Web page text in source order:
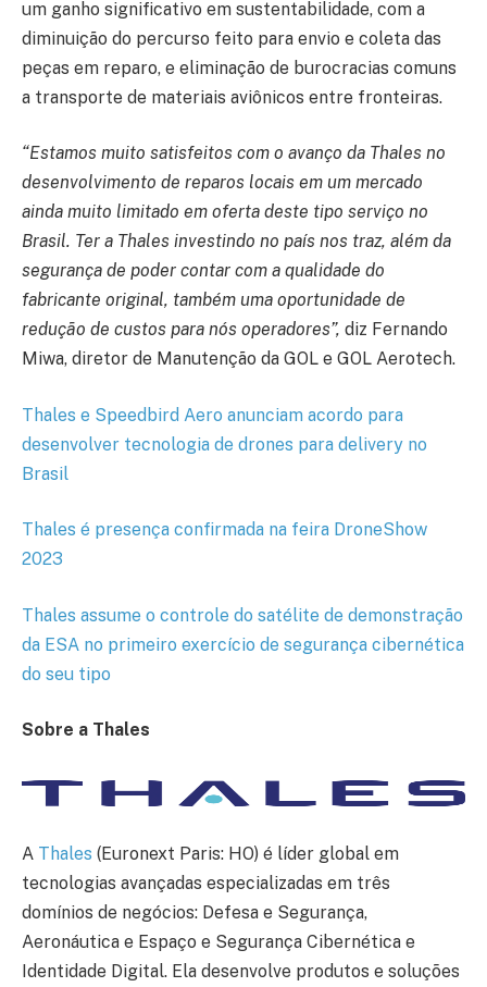
um ganho significativo em sustentabilidade, com a
diminuição do percurso feito para envio e coleta das
peças em reparo, e eliminação de burocracias comuns
a transporte de materiais aviônicos entre fronteiras.
“Estamos muito satisfeitos com o avanço da Thales no
desenvolvimento de reparos locais em um mercado
ainda muito limitado em oferta deste tipo serviço no
Brasil. Ter a Thales investindo no país nos traz, além da
segurança de poder contar com a qualidade do
fabricante original, também uma oportunidade de
redução de custos para nós operadores”, diz Fernando
Miwa, diretor de Manutenção da GOL e GOL Aerotech.
Thales e Speedbird Aero anunciam acordo para
desenvolver tecnologia de drones para delivery no
Brasil
Thales é presença confirmada na feira DroneShow
2023
Thales assume o controle do satélite de demonstração
da ESA no primeiro exercício de segurança cibernética
do seu tipo
Sobre a Thales
A Thales (Euronext Paris: HO) é líder global em
tecnologias avançadas especializadas em três
domínios de negócios: Defesa e Segurança,
Aeronáutica e Espaço e Segurança Cibernética e
Identidade Digital. Ela desenvolve produtos e soluções